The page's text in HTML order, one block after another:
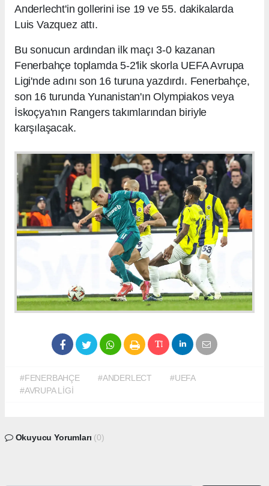
Anderlecht'in gollerini ise 19 ve 55. dakikalarda
Luis Vazquez attı.
Bu sonucun ardından ilk maçı 3-0 kazanan
Fenerbahçe toplamda 5-2'lik skorla UEFA Avrupa
Ligi'nde adını son 16 turuna yazdırdı. Fenerbahçe,
son 16 turunda Yunanistan'ın Olympiakos veya
İskoçya'nın Rangers takımlarından biriyle
karşılaşacak.
#FENERBAHÇE #ANDERLECT
#UEFA
#AVRUPA LİGİ
Okuyucu Yorumları (0)